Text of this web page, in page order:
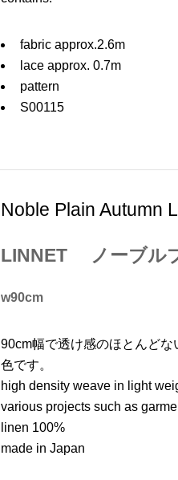
fabric approx.2.6m
lace approx. 0.7m
pattern
S00115
Noble Plain Autumn
LINNET ノーブル
w90cm
90cm幅で透け感のほとんど
色です。
high density weave in light
various projects such as
linen 100%
made in Japan